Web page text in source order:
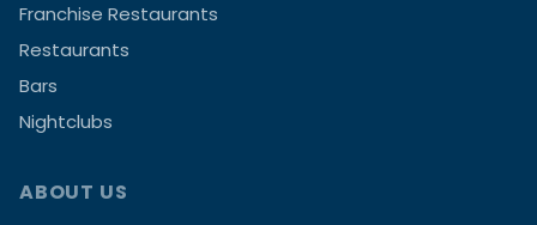
Franchise Restaurants
Restaurants
Bars
Nightclubs
ABOUT US